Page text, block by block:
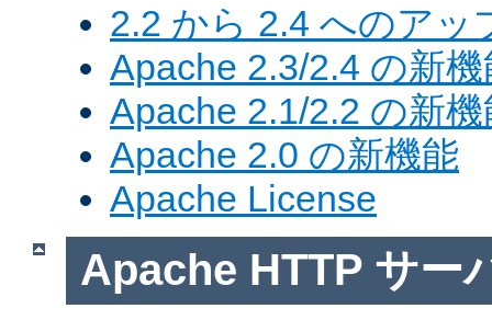
2.2 から 2.4 へのアッ
Apache 2.3/2.4 の新機
Apache 2.1/2.2 の新機
Apache 2.0 の新機能
Apache License
Apache HTTP サー